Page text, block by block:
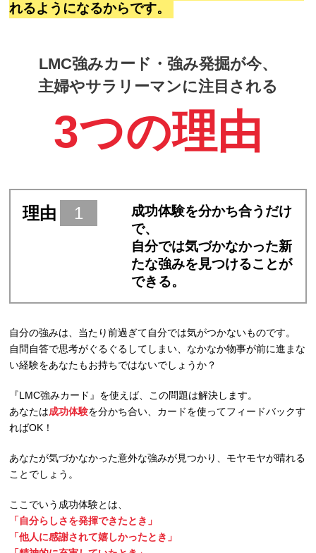
れるようになるからです。
LMC強みカード・強み発掘が今、
主婦やサラリーマンに注目される
3つの理由
理由 1
成功体験を分かち合うだけ
で、
自分では気づかなかった新
たな強みを見つけることが
できる。
自分の強みは、当たり前過ぎて自分では気がつかないものです。
自問自答で思考がぐるぐるしてしまい、なかなか物事が前に進まな
い経験をあなたもお持ちではないでしょうか？
『LMC強みカード』を使えば、この問題は解決します。
あなたは成功体験を分かち合い、カードを使ってフィードバックす
ればOK！
あなたが気づかなかった意外な強みが見つかり、モヤモヤが晴れる
ことでしょう。
ここでいう成功体験とは、
「自分らしさを発揮できたとき」
「他人に感謝されて嬉しかったとき」